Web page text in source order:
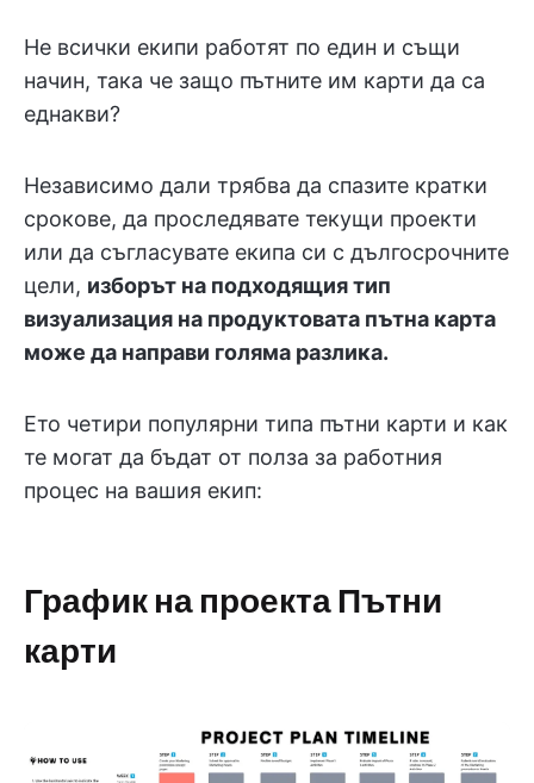
Не всички екипи работят по един и същи
начин, така че защо пътните им карти да са
еднакви?
Независимо дали трябва да спазите кратки
срокове, да проследявате текущи проекти
или да съгласувате екипа си с дългосрочните
цели, изборът на подходящия тип
визуализация на продуктовата пътна карта
може да направи голяма разлика.
Ето четири популярни типа пътни карти и как
те могат да бъдат от полза за работния
процес на вашия екип:
График на проекта Пътни
карти